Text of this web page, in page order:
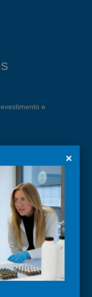
e
– simples e
×